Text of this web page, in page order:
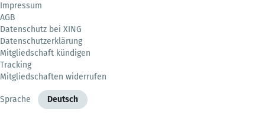
Impressum
AGB
Datenschutz bei XING
Datenschutzerklärung
Mitgliedschaft kündigen
Tracking
Mitgliedschaften widerrufen
Sprache Deutsch